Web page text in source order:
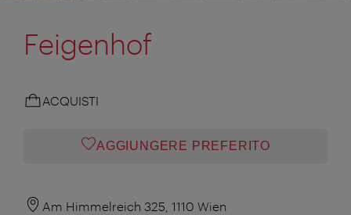
Feigenhof
ACQUISTI
AGGIUNGERE PREFERITO
Am Himmelreich 325, 1110 Wien